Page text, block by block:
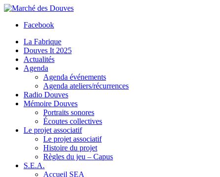
Facebook
La Fabrique
Douves It 2025
Actualités
Agenda
Agenda événements
Agenda ateliers/récurrences
Radio Douves
Mémoire Douves
Portraits sonores
Écoutes collectives
Le projet associatif
Le projet associatif
Histoire du projet
Règles du jeu – Capus
S.E.A.
Accueil SEA